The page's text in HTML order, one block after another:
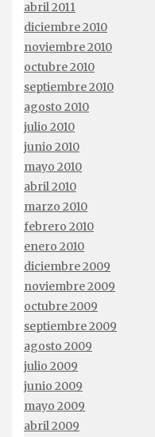
abril 2011
diciembre 2010
noviembre 2010
octubre 2010
septiembre 2010
agosto 2010
julio 2010
junio 2010
mayo 2010
abril 2010
marzo 2010
febrero 2010
enero 2010
diciembre 2009
noviembre 2009
octubre 2009
septiembre 2009
agosto 2009
julio 2009
junio 2009
mayo 2009
abril 2009